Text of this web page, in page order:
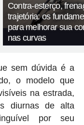
Contra-esterço,
trajetória: os
para melhorar sua
nas curvas
sem dúvida é a
o modelo que
na estrada,
diurnas de alta
por seu